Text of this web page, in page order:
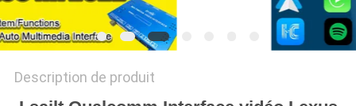
Description de produit